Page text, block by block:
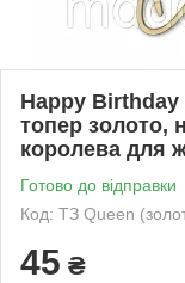
Happy Birthday
топер золото,
королева для
Готово до відправки
Код: ТЗ Queen
45 ₴